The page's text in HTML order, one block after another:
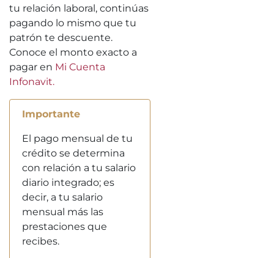
tu relación laboral, continúas
pagando lo mismo que tu
patrón te descuente.
Conoce el monto exacto a
pagar en Mi Cuenta
Infonavit.
Importante
El pago mensual de tu
crédito se determina
con relación a tu salario
diario integrado; es
decir, a tu salario
mensual más las
prestaciones que
recibes.